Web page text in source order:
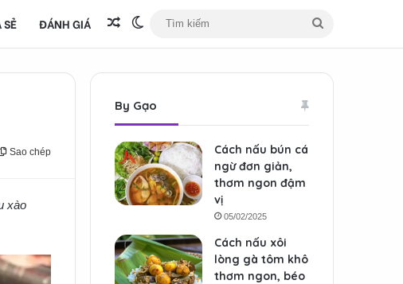
SẺ ĐÁNH GIÁ Bài viết ngẫu nhiên
Switch skin
kiếm
Sao chép
xào
By Gạo
Cách nấu bún cá
ngừ đơn giản,
thơm ngon đậm
vị
05/02/2025
Cách nấu xôi
lòng gà tôm khô
thơm ngon, béo